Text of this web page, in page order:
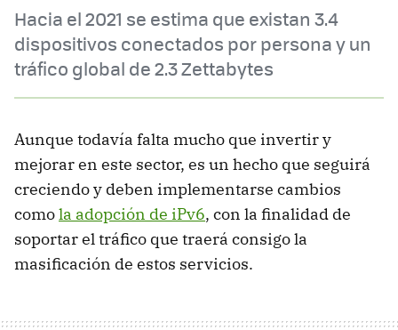
Hacia el 2021 se estima que existan 3.4
dispositivos conectados por persona y un
tráfico global de 2.3 Zettabytes
Aunque todavía falta mucho que invertir y
mejorar en este sector, es un hecho que seguirá
creciendo y deben implementarse cambios
comola adopción de iPv6, con la finalidad de
soportar el tráfico que traerá consigo la
masificación de estos servicios.